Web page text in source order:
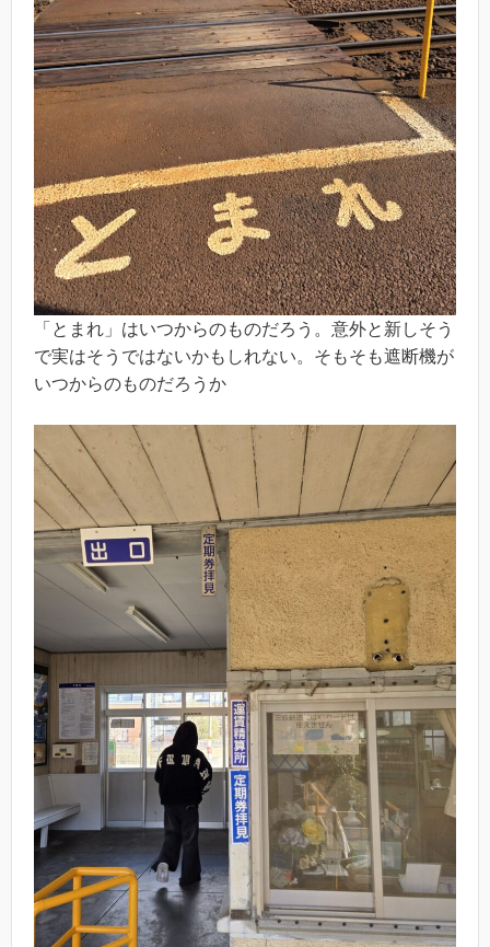
「とまれ」はいつからのものだろう。意外と新しそう
で実はそうではないかもしれない。そもそも遮断機が
いつからのものだろうか